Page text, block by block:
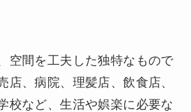
空間を工夫した独特なもので
店、病院、理髪店、飲食店、
校など、生活や娯楽に必要な